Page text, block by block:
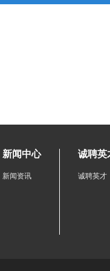
新闻中心
新闻资讯
诚聘英
诚聘英才